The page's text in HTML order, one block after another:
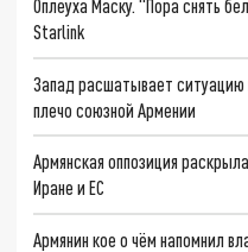
Оплеуха Маску. "Пора снять
Starlink
Запад расшатывает
плечо союзной Армении
Армянская оппозиция
Иране и ЕС
Армянин кое о чём напомнил